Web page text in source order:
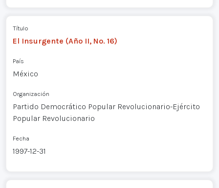
Título
El Insurgente (Año II, No. 16)
País
México
Organización
Partido Democrático Popular Revolucionario-Ejército
Popular Revolucionario
Fecha
1997-12-31